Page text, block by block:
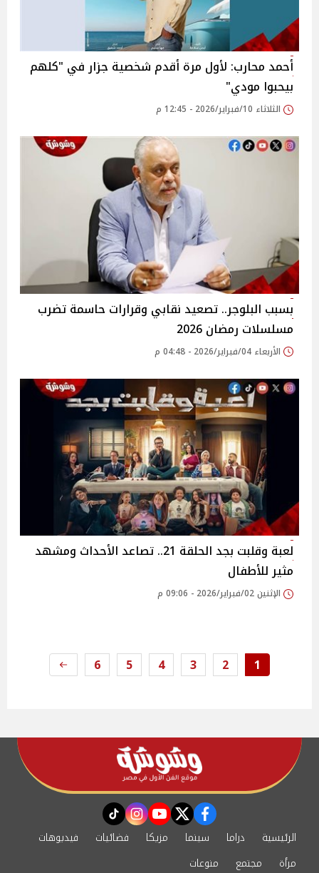
أحمد محارب: لأول مرة أقدم شخصية جزار في "كلهم
بيحبوا مودي"
الثلاثاء 10/فبراير/2026 - 12:45 م
بسبب البلوجر.. تصعيد نقابي وقرارات حاسمة تضرب
مسلسلات رمضان 2026
الأربعاء 04/فبراير/2026 - 04:48 م
لعبة وقلبت بجد الحلقة 21.. تصاعد الأحداث ومشهد
مثير للأطفال
الإثنين 02/فبراير/2026 - 09:06 م
1
2
3
4
5
6
facebook
twitter
youtube
instagram
tiktok
الرئيسية دراما سينما مزيكا فضائيات
فيديوهات
مرأة
مجتمع منوعات